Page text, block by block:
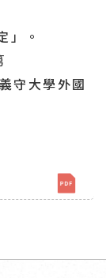
」。
守大學外國